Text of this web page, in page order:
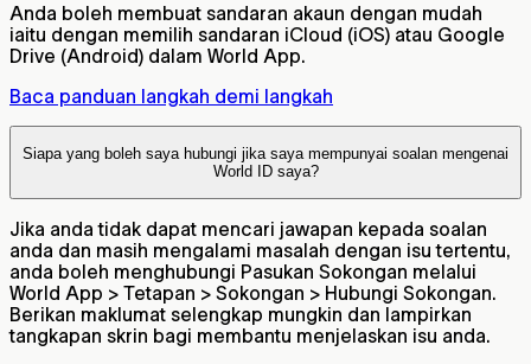
Anda boleh membuat sandaran akaun dengan mudah
iaitu dengan memilih sandaran iCloud (iOS) atau Google
Drive (Android) dalam World App.
Baca panduan langkah demi langkah
Siapa yang boleh saya hubungi jika saya mempunyai soalan mengenai
World ID saya?
Jika anda tidak dapat mencari jawapan kepada soalan
anda dan masih mengalami masalah dengan isu tertentu,
anda boleh menghubungi Pasukan Sokongan melalui
World App > Tetapan > Sokongan > Hubungi Sokongan.
Berikan maklumat selengkap mungkin dan lampirkan
tangkapan skrin bagi membantu menjelaskan isu anda.